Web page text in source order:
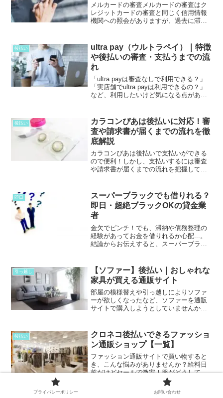
メルカードの審査メルカードの審査はク
レジットカードの審査と同じく信用情報
機関への照会がありますが、過去に滞納
審査が優遇されます。そのためクレジッ
トカードを発行できない若...
後払い
ultra pay（ウルトラペイ）｜特徴
や後払いの審査・支払うまでの流
れ
「ultra payは審査なしで利用できる？」
「実店舗でultra payは利用できるの？」
など、利用したいけど気になる点があり
用方法、注意点などについて詳し...
後払い
カラコンぴあは後払いに対応！審
査や請求書が届くまでの流れを徹
底解説
カラコンぴあは後払いで支払いができる
ので便利！しかし、支払いするには審査
や請求書が届くまでの流れを把握してお
払いの流れについて、詳しく解説しま
す！
即日
スーパーブラックでも借りれる？
即日・超絶ブラックOKの貸金業
者
金欠でピンチ！でも、滞納や債務整理の
経験があってお金を借りれるか心配...。
結論からお伝えすると、スーパーブラッ
クでも借りれるのか。どんな状況の人が
超絶ブラックに当たる...
引っ越し
【ソファー】後払い｜おしゃれな
家具が買える通販サイト
部屋の模様替えや引っ越しによりソファ
ーが欲しくなったなど、ソファーを通販
サイトで購入しようとしていませんか？
万円以上もするので、お金面で購入する
べきか悩んでしまいま...
後払い
クロネコ後払いできるファッショ
ン通販ショップ【一覧】
ファッション通販サイトで買い物すると
き、こんな悩みがありませんか？給料日
前だけどセールで激安！服がどうしても
欲しい初めて利用する通販ショップ。ク
レジットカードで買い物が不安手元にお
金がないけど購入したい、クレカ払いが
プライバシーポリシー お問い合わせ